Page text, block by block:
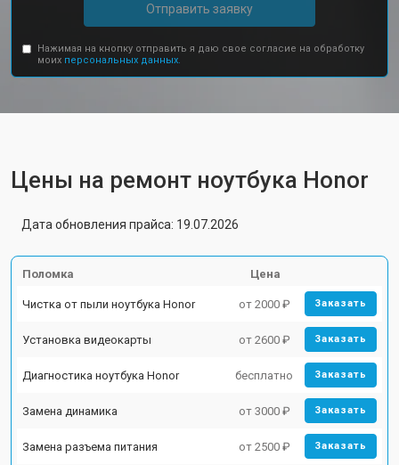
Отправить заявку
Нажимая на кнопку отправить я даю свое согласие на обработку
моих персональных данных.
Цены на ремонт ноутбука Honor
Дата обновления прайса: 19.07.2026
Поломка Цена
Чистка от пыли ноутбука Honor от 2000 ₽ Заказать
Установка видеокарты от 2600 ₽ Заказать
Диагностика ноутбука Honor бесплатно Заказать
Замена динамика от 3000 ₽ Заказать
Замена разъема питания от 2500 ₽ Заказать